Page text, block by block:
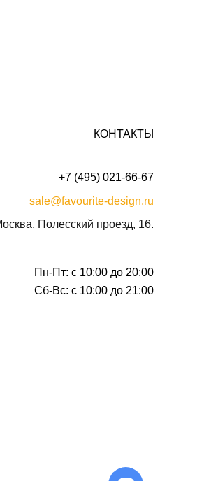
КОНТАКТЫ
+7 (495) 021-66-67
sale@favourite-design.ru
Полесский проезд, 16.
Пн-Пт: с 10:00 до 20:00
Сб-Вс: с 10:00 до 21:00